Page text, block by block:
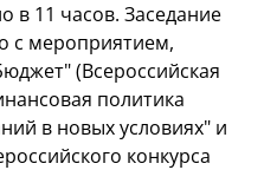
в 11 часов. Заседание
с мероприятием,
(Всероссийская
политика
в новых условиях" и
конкурса